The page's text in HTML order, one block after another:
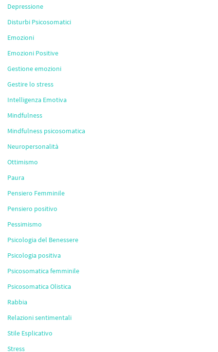
Depressione
Disturbi Psicosomatici
Emozioni
Emozioni Positive
Gestione emozioni
Gestire lo stress
Intelligenza Emotiva
Mindfulness
Mindfulness psicosomatica
Neuropersonalità
Ottimismo
Paura
Pensiero Femminile
Pensiero positivo
Pessimismo
Psicologia del Benessere
Psicologia positiva
Psicosomatica femminile
Psicosomatica Olistica
Rabbia
Relazioni sentimentali
Stile Esplicativo
Stress